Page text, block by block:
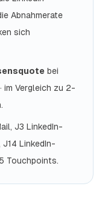
Abnahmerate
sich
bei
im Vergleich zu 2-
J3 LinkedIn-
LinkedIn-
Touchpoints.